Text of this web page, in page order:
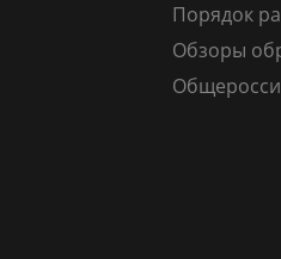
Порядок
Обзоры